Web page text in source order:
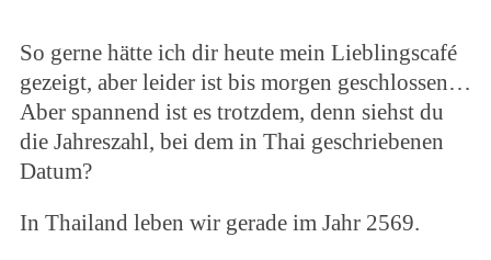
So gerne hätte ich dir heute mein Lieblingscafé
gezeigt, aber leider ist bis morgen geschlossen…
Aber spannend ist es trotzdem, denn siehst du
die Jahreszahl, bei dem in Thai geschriebenen
Datum?
In Thailand leben wir gerade im Jahr 2569.